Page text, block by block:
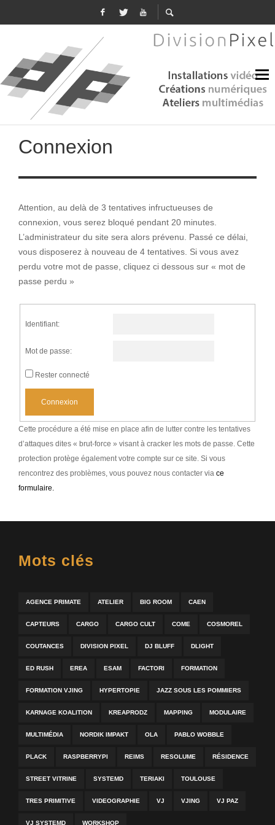
Connexion
Attention, au delà de 3 tentatives infructueuses de
connexion, vous serez bloqué pendant 20 minutes.
L’administrateur du site sera alors prévenu. Passé ce délai,
vous disposerez à nouveau de 4 tentatives. Si vous avez
perdu votre mot de passe, cliquez ci dessous sur « mot de
passe perdu »
Identifiant:
Mot de passe:
Rester connecté
Connexion
Cette procédure a été mise en place afin de lutter contre les tentatives
d’attaques dites « brut-force » visant à cracker les mots de passe. Cette
protection protège également votre compte sur ce site. Si vous
rencontrez des problèmes, vous pouvez nous contacter via ce
formulaire.
Mots clés
AGENCE PRIMATE ATELIER BIG ROOM CAEN
CAPTEURS CARGO CARGO CULT COME COSMOREL
COUTANCES DIVISION PIXEL DJ BLUFF DLIGHT
ED RUSH EREA ESAM FACTORI FORMATION
FORMATION VJING HYPERTOPIE JAZZ SOUS LES POMMIERS
KARNAGE KOALITION KREAPRODZ MAPPING MODULAIRE
MULTIMÉDIA NORDIK IMPAKT OLA PABLO WOBBLE
PLACK RASPBERRYPI REIMS RESOLUME RÉSIDENCE
STREET VITRINE SYSTEMD TERIAKI TOULOUSE
TRES PRIMITIVE VIDEOGRAPHIE VJ VJING VJ PAZ
VJ SYSTEMD WORKSHOP